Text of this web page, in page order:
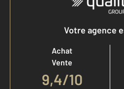
Votre agence
Achat
Vente
9,4/10